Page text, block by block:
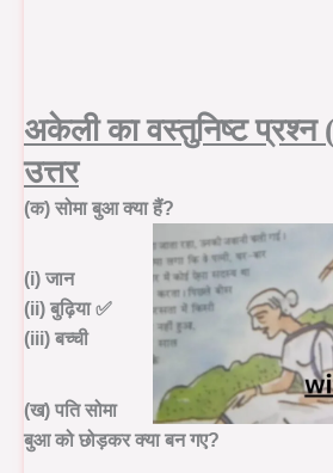
अकेली का वस्तुनिष्टप्रश्न
उत्तर
(क) सोमा बुआ क्या हैं?
(i) जान
(ii) बुढ़िया ✅
(iii) बच्ची
(ख) पति सोमा
बुआ को छोड़कर क्या बन गए?